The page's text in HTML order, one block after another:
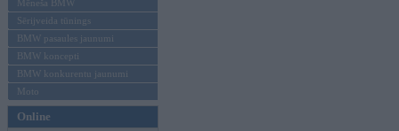
Mēneša BMW
Sērijveida tūnings
BMW pasaules jaunumi
BMW koncepti
BMW konkurentu jaunumi
Moto
Online